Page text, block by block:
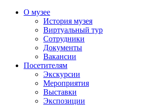
О музее
История музея
Виртуальный тур
Сотрудники
Документы
Вакансии
Посетителям
Экскурсии
Мероприятия
Выставки
Экспозиции